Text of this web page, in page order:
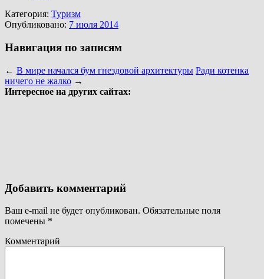
Категория: Туризм
Опубликовано: 7 июля 2014
Навигация по записям
← В мире начался бум гнездовой архитектуры Ради котенка
ничего не жалко →
Интересное на других сайтах:
Добавить комментарий
Ваш e-mail не будет опубликован. Обязательные поля
помечены *
Комментарий